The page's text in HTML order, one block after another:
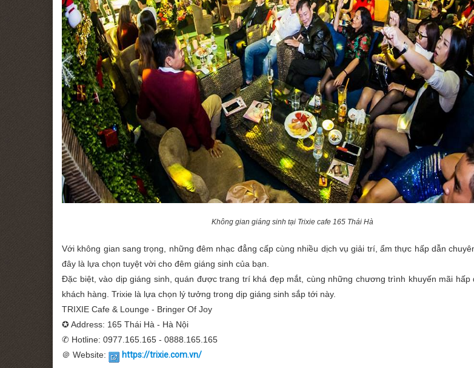
Không gian giáng sinh tại Trixie cafe 165 Thái Hà
Với không gian sang trọng, những đêm nhạc đẳng cấp cùng nhiều dịch vụ giải trí, ẩm thực hấp dẫn
đây là lựa chọn tuyệt vời cho đêm giáng sinh của bạn.
Đặc biệt, vào dịp giáng sinh, quán được trang trí khá đẹp mắt, cùng những chương trình khuyến mãi hấp
khách hàng. Trixie là lựa chọn lý tưởng trong dịp giáng sinh sắp tới này.
TRIXIE Cafe & Lounge - Bringer Of Joy
✪ Address: 165 Thái Hà - Hà Nội
✆ Hotline: 0977.165.165 - 0888.165.165
＠ Website:
https://trixie.com.vn/